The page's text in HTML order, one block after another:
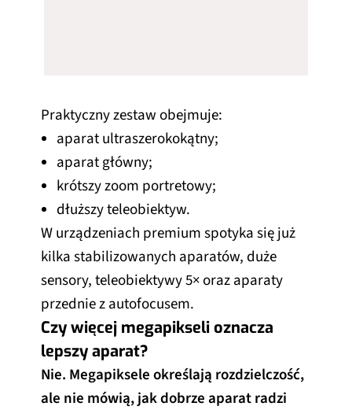
Praktyczny zestaw obejmuje:
aparat ultraszerokokątny;
aparat główny;
krótszy zoom portretowy;
dłuższy teleobiektyw.
W urządzeniach premium spotyka się już
kilka stabilizowanych aparatów, duże
sensory, teleobiektywy 5× oraz aparaty
przednie z autofocusem.
Czy więcej megapikseli oznacza
lepszy aparat?
Nie. Megapiksele określają rozdzielczość,
ale nie mówią, jak dobrze aparat radzi